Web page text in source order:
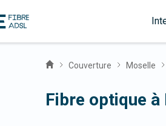
Couverture Moselle
Fibre optique à